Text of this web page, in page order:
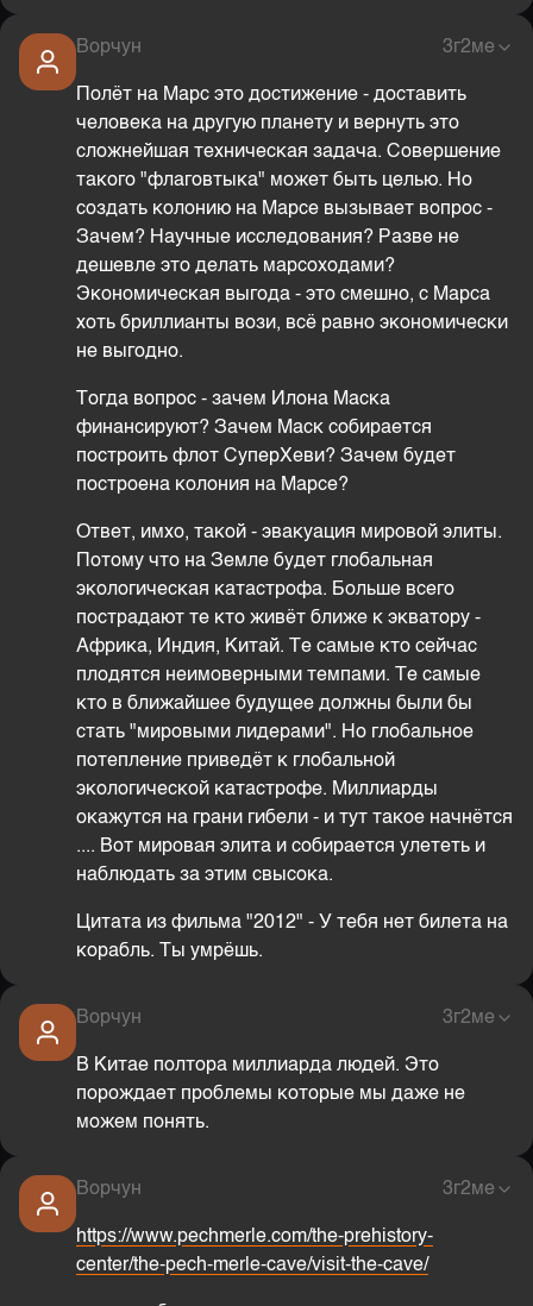
Ворчун 3г2ме
Полёт на Марс это достижение - доставить
человека на другую планету и вернуть это
сложнейшая техническая задача. Совершение
такого "флаговтыка" может быть целью. Но
создать колонию на Марсе вызывает вопрос -
Зачем? Научные исследования? Разве не
дешевле это делать марсоходами?
Экономическая выгода - это смешно, с Марса
хоть бриллианты вози, всё равно экономически
не выгодно.
Тогда вопрос - зачем Илона Маска
финансируют? Зачем Маск собирается
построить флот СуперХеви? Зачем будет
построена колония на Марсе?
Ответ, имхо, такой - эвакуация мировой элиты.
Потому что на Земле будет глобальная
экологическая катастрофа. Больше всего
пострадают те кто живёт ближе к экватору -
Африка, Индия, Китай. Те самые кто сейчас
плодятся неимоверными темпами. Те самые
кто в ближайшее будущее должны были бы
стать "мировыми лидерами". Но глобальное
потепление приведёт к глобальной
экологической катастрофе. Миллиарды
окажутся на грани гибели - и тут такое начнётся
.... Вот мировая элита и собирается улететь и
наблюдать за этим свысока.
Цитата из фильма "2012" - У тебя нет билета на
корабль. Ты умрёшь.
Ворчун 3г2ме
В Китае полтора миллиарда людей. Это
порождает проблемы которые мы даже не
можем понять.
Ворчун 3г2ме
https://www.pechmerle.com/the-prehistory-
center/the-pech-merle-cave/visit-the-cave/